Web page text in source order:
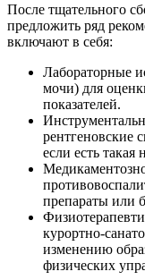
После тщательного
предложить ряд
включают в себя:
Лабораторные
мочи) для
показателей.
если есть такая
препараты или
курортно-
изменению
физических